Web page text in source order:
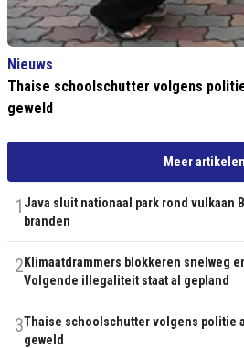
Nieuws
Thaise schoolschutter volgens
geweld
Meer artikelen
1 Java sluit nationaal park rond vulkaan
branden
2 Klimaatdrammers blokkeren snelweg
Volgende illegaliteit staat al gepland
3Thaise schoolschutter volgens politie
geweld